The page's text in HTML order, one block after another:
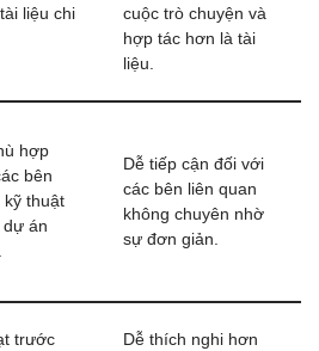
liệu chi
cuộc trò chuyện và
hợp tác hơn là tài
liệu.
hợp
bên
kỹ thuật
dự án
Dễ tiếp cận đối với
các bên liên quan
không chuyên nhờ
sự đơn giản.
trước
Dễ thích nghi hơn